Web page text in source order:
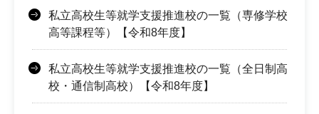
私立高校生等就学支援推進校の一覧（専修学校
高等課程等）【令和8年度】
私立高校生等就学支援推進校の一覧（全日制高
校・通信制高校）【令和8年度】